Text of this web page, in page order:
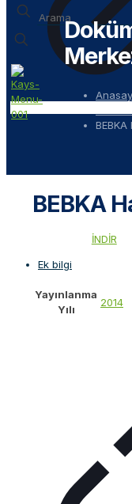
BEBKA
BEBKA
İNDİR
Ek bilgi
Yayınlanma
Yılı
2014